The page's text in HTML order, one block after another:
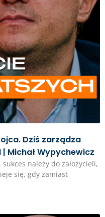
Dziś zarządza
| Michał Wypychewicz
należy do założycieli,
się, gdy zamiast